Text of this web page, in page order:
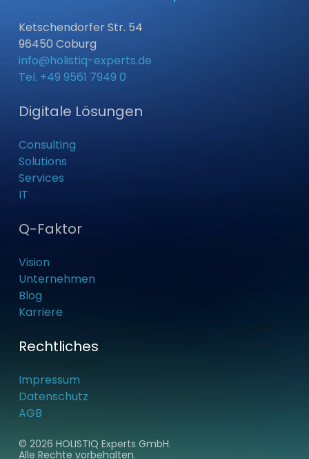
Ketschendorfer Str. 54
96450 Coburg
info@holistiq-experts.de
Tel. ‭+49 9561 7949 0‬
Digitale Lösungen
Consulting
Solutions
Services
IT
Q-Faktor
Vision
Unternehmen
Blog
Karriere
Rechtliches
Impressum
Datenschutz
AGB
©2026 HOLISTIQ Experts GmbH.
Alle Rechte vorbehalten.